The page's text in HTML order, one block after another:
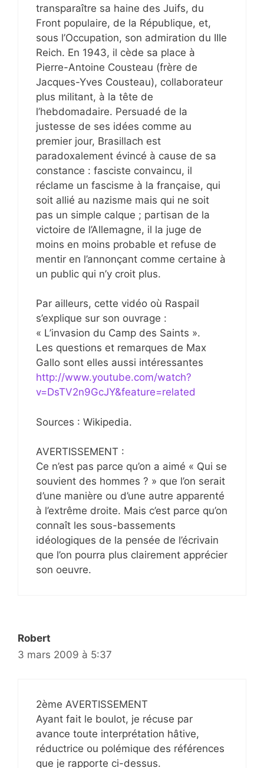
transparaître sa haine des Juifs, du
Front populaire, de la République, et,
sous l’Occupation, son admiration du IIIe
Reich. En 1943, il cède sa place à
Pierre-Antoine Cousteau (frère de
Jacques-Yves Cousteau), collaborateur
plus militant, à la tête de
l’hebdomadaire. Persuadé de la
justesse de ses idées comme au
premier jour, Brasillach est
paradoxalement évincé à cause de sa
constance : fasciste convaincu, il
réclame un fascisme à la française, qui
soit allié au nazisme mais qui ne soit
pas un simple calque ; partisan de la
victoire de l’Allemagne, il la juge de
moins en moins probable et refuse de
mentir en l’annonçant comme certaine à
un public qui n’y croit plus.
Par ailleurs, cette vidéo où Raspail
s’explique sur son ouvrage :
« L’invasion du Camp des Saints ».
Les questions et remarques de Max
Gallo sont elles aussi intéressantes
http://www.youtube.com/watch?
v=DsTV2n9GcJY&feature=related
Sources : Wikipedia.
AVERTISSEMENT :
Ce n’est pas parce qu’on a aimé « Qui se
souvient des hommes ? » que l’on serait
d’une manière ou d’une autre apparenté
à l’extrême droite. Mais c’est parce qu’on
connaît les sous-bassements
idéologiques de la pensée de l’écrivain
que l’on pourra plus clairement apprécier
son oeuvre.
Robert
3 mars 2009 à 5:37
2ème AVERTISSEMENT
Ayant fait le boulot, je récuse par
avance toute interprétation hâtive,
réductrice ou polémique des références
que je rapporte ci-dessus.